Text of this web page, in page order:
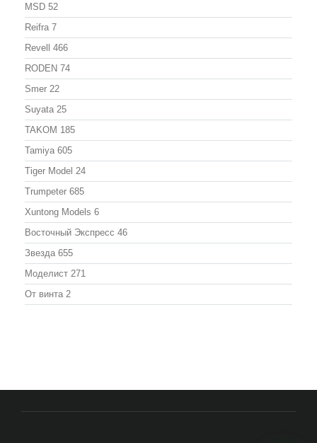
MSD 52
Reifra 7
Revell 466
RODEN 74
Smer 22
Suyata 25
TAKOM 185
Tamiya 605
Tiger Model 24
Trumpeter 685
Xuntong Models 6
Восточный Экспресс 46
Звезда 655
Моделист 271
От винта 2